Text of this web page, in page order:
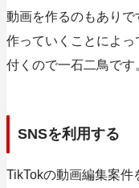
動画を作るのもありで
作っていくことによ
付くので一石二鳥です
SNSを利用する
TikTokの動画編集案